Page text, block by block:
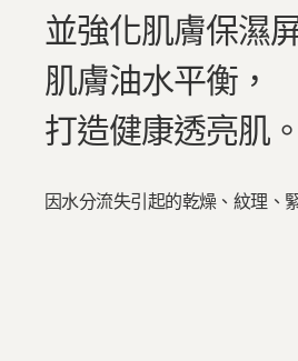
並強化肌膚保濕
肌膚油水平衡，
打造健康透亮肌。
因水分流失引起的乾燥、紋理、